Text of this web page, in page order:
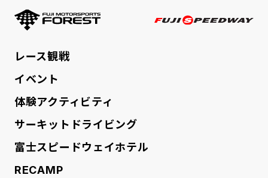
FUJI MOTORSPORTS
FUJI
レース観戦
イベント
体験アクティビティ
サーキットドライビング
富士スピードウェイホテル
RECAMP